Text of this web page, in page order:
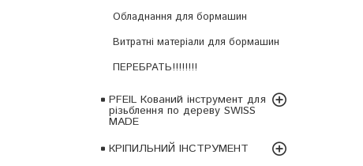
Обладнання для бормашин
Витратні матеріали для бормашин
ПЕРЕБРАТЬ!!!!!!!!
PFEIL Кований інструмент для
різьблення по дереву SWISS
MADE
КРІПИЛЬНИЙ ІНСТРУМЕНТ